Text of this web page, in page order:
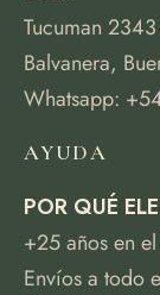
Tucuman 2343
Balvanera,
Whatsapp:
AYUDA
POR QUÉ
+25 años en
Envíos a todo